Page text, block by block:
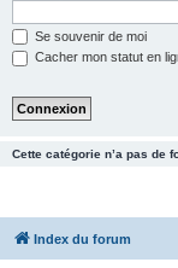
Se souvenir de moi
Cacher mon statut en
Cette catégorie n’a pas de
Index du forum